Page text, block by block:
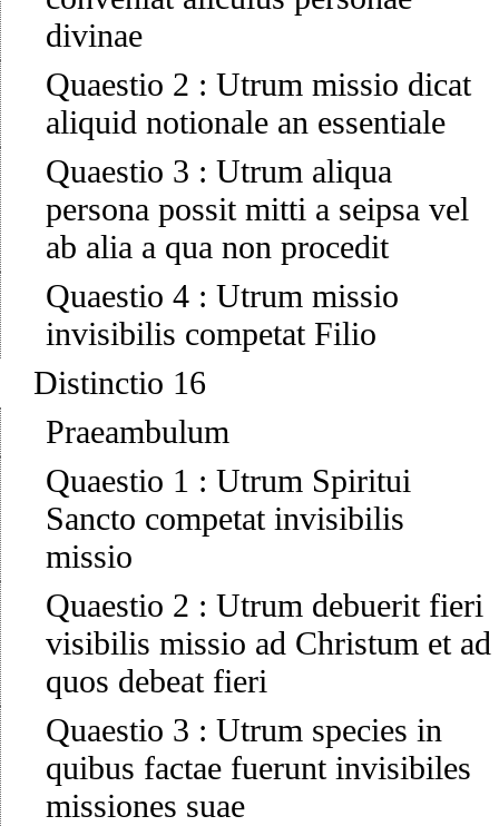
divinae
Quaestio 2 : Utrum missio dicat
aliquid notionale an essentiale
Quaestio 3 : Utrum aliqua
persona possit mitti a seipsa vel
ab alia a qua non procedit
Quaestio 4 : Utrum missio
invisibilis competat Filio
Distinctio 16
Praeambulum
Quaestio 1 : Utrum Spiritui
Sancto competat invisibilis
missio
Quaestio 2 : Utrum debuerit fieri
visibilis missio ad Christum et ad
quos debeat fieri
Quaestio 3 : Utrum species in
quibus factae fuerunt invisibiles
missiones suae